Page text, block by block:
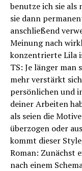
benutze ich sie
sie dann
anschlie­ßend
Meinung nach
konzentrierte Lila
TS: Je länger man
mehr verstärkt
persönlichen und
deiner Arbeiten
als seien die
überzogen oder
kommt dieser
Roman: Zunächst
nach einem